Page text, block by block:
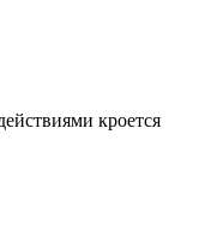
кроется